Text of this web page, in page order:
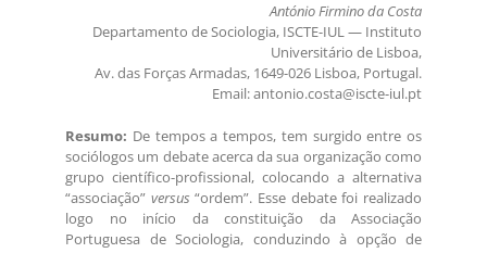
António Firmino da Costa
Departamento de Sociologia, ISCTE-IUL — Instituto
Universitário de Lisboa,
Av. das Forças Armadas, 1649-026 Lisboa, Portugal.
Email: antonio.costa@iscte-iul.pt
Resumo: De tempos a tempos, tem surgido entre os
sociólogos um debate acerca da sua organização como
grupo científico-profissional, colocando a alternativa
“associação” versus “ordem”. Esse debate foi realizado
logo no início da constituição da Associação
Portuguesa de Sociologia, conduzindo à opção de